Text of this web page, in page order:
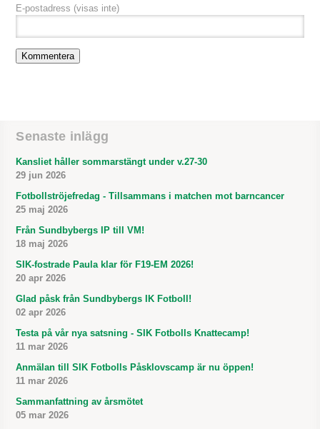
E-postadress (visas inte)
Senaste inlägg
Kansliet håller sommarstängt under v.27-30
29 jun 2026
Fotbollströjefredag - Tillsammans i matchen mot barncancer
25 maj 2026
Från Sundbybergs IP till VM!
18 maj 2026
SIK-fostrade Paula klar för F19-EM 2026!
20 apr 2026
Glad påsk från Sundbybergs IK Fotboll!
02 apr 2026
Testa på vår nya satsning - SIK Fotbolls Knattecamp!
11 mar 2026
Anmälan till SIK Fotbolls Påsklovscamp är nu öppen!
11 mar 2026
Sammanfattning av årsmötet
05 mar 2026